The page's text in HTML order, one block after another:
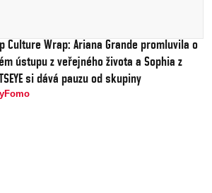
Culture Wrap: Ariana Grande promluvila o
ústupu z veřejného života a Sophia z
si dává pauzu od skupiny